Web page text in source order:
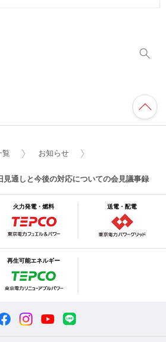
覧
お知らせ
見通しと今後の対応についての会見議事録
火力発電・燃料 送電・配電
再生可能エネルギー